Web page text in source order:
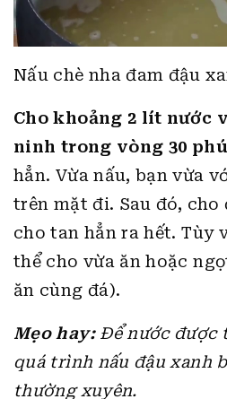
Nấu chè nha đam đậu
Cho khoảng 2 lít nước
ninh trong vòng 30
hẳn. Vừa nấu, bạn vừa
trên mặt đi. Sau đó, cho
cho tan hẳn ra hết. Tùy
thể cho vừa ăn hoặc
ăn cùng đá).
Mẹo hay:Để nước được
quá trình nấu đậu xanh
thường xuyên.